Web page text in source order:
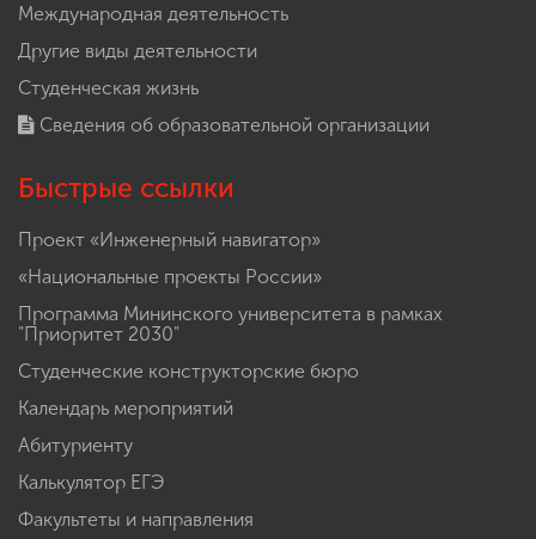
Международная деятельность
Другие виды деятельности
Студенческая жизнь
Сведения об образовательной организации
Быстрые ссылки
Проект «Инженерный навигатор»
«Национальные проекты России»
Программа Мининского университета в рамках
"Приоритет 2030"
Студенческие конструкторские бюро
Календарь мероприятий
Абитуриенту
Калькулятор ЕГЭ
Факультеты и направления